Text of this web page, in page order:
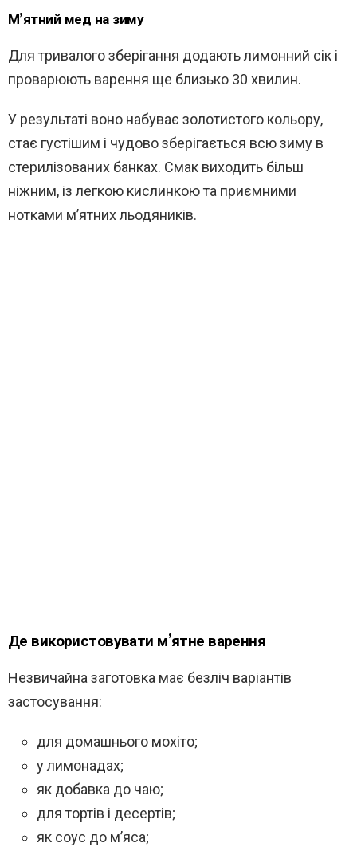
М’ятний мед на зиму
Для тривалого зберігання додають лимонний сік і
проварюють варення ще близько 30 хвилин.
У результаті воно набуває золотистого кольору,
стає густішим і чудово зберігається всю зиму в
стерилізованих банках. Смак виходить більш
ніжним, із легкою кислинкою та приємними
нотками м’ятних льодяників.
Де використовувати м’ятне варення
Незвичайна заготовка має безліч варіантів
застосування:
для домашнього мохіто;
у лимонадах;
як добавка до чаю;
для тортів і десертів;
як соус до м’яса;